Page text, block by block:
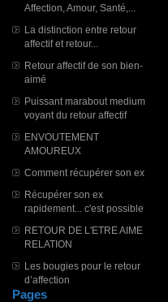
Affection, Amour, Santé,...
La distinction entre retour
affectif et retour...
Retour affectif de son bien-
aimé
Puissant marabout medium
voyant du retour affectif
ENVOUTEMENT
AMOUREUX
Comment récupérer son ex
Récupérer son ex
rapidement... c'est possible
RETOUR DE L'ETRE AIME
RELATION
Les bougies pour le retour
d’affection
Pages